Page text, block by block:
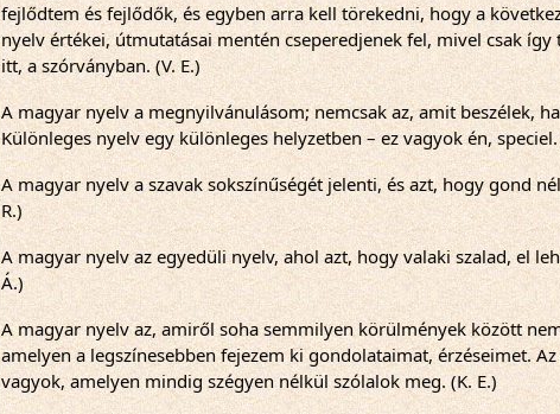
fejlődtem és fejlődők, és egyben arra kell törekedni, hogy a
nyelv értékei, útmutatásai mentén cseperedjenek fel, mivel csak
itt, a szórványban. (V. E.)
A magyar nyelv a megnyilvánulásom; nemcsak az, amit beszélek,
Különleges nyelv egy különleges helyzetben – ez vagyok én,
A magyar nyelv a szavak sokszínűségét jelenti, és azt, hogy gond
R.)
A magyar nyelv az egyedüli nyelv, ahol azt, hogy valaki szalad, el
Á.)
A magyar nyelv az, amiről soha semmilyen körülmények között
amelyen a legszínesebben fejezem ki gondolataimat, érzéseimet.
vagyok, amelyen mindig szégyen nélkül szólalok meg. (K. E.)